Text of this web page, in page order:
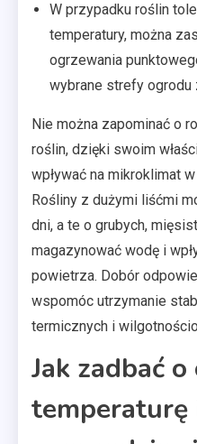
W przypadku roślin
temperatury, można
ogrzewania
wybrane strefy ogrodu
Nie można zapominać o
roślin, dzięki swoim
wpływać na mikroklimat
Rośliny z dużymi liśćmi
dni, a te o grubych,
magazynować wodę i
powietrza. Dobór
wspomóc utrzymanie
termicznych i
Jak zadbać